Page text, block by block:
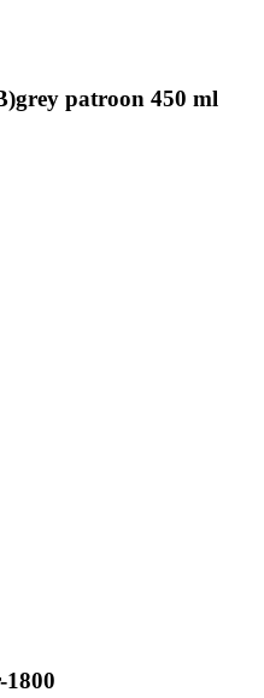
patroon 450 ml